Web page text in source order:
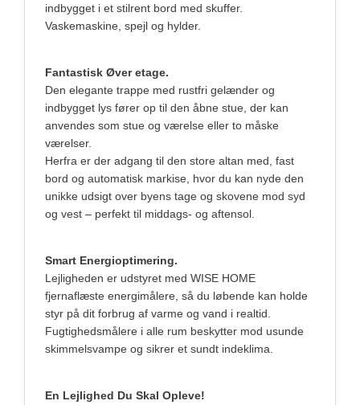
indbygget i et stilrent bord med skuffer.
Vaskemaskine, spejl og hylder.
Fantastisk Øver etage.
Den elegante trappe med rustfri gelænder og
indbygget lys fører op til den åbne stue, der kan
anvendes som stue og værelse eller to måske
værelser.
Herfra er der adgang til den store altan med, fast
bord og automatisk markise, hvor du kan nyde den
unikke udsigt over byens tage og skovene mod syd
og vest – perfekt til middags- og aftensol.
Smart Energioptimering.
Lejligheden er udstyret med WISE HOME
fjernaflæste energimålere, så du løbende kan holde
styr på dit forbrug af varme og vand i realtid.
Fugtighedsmålere i alle rum beskytter mod usunde
skimmelsvampe og sikrer et sundt indeklima.
En Lejlighed Du Skal Opleve!